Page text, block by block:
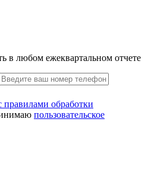
в любом ежеквартальном отчете
правилами обработки
пользовательское